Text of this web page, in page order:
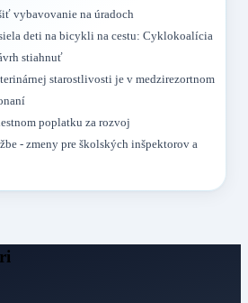
vybavovanie na úradoch
deti na bicykli na cestu: Cyklokoalícia
stiahnuť
starostlivosti je v medzirezortnom
poplatku za rozvoj
- zmeny pre školských inšpektorov a